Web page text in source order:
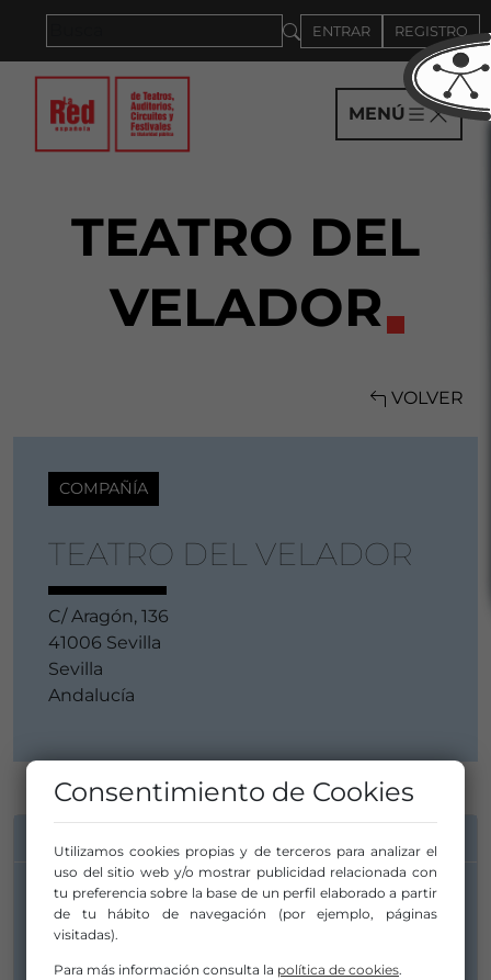
ENTRAR REGISTRO
MENÚ
TEATRO DEL
VELADOR
VOLVER
COMPAÑÍA
TEATRO DEL VELADOR
C/ Aragón, 136
41006 Sevilla
Sevilla
Andalucía
JuanDolores Caballero / Rocío
Consentimiento de Cookies
Utilizamos cookies propias y de terceros para analizar el
uso del sitio web y/o mostrar publicidad relacionada con
tu preferencia sobre la base de un perfil elaborado a partir
de tu hábito de navegación (por ejemplo, páginas
visitadas).
Para más información consulta la política de cookies.